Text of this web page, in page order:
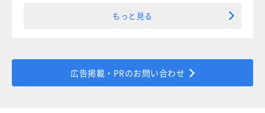
もっと見る
広告掲載・PRのお問い合わせ